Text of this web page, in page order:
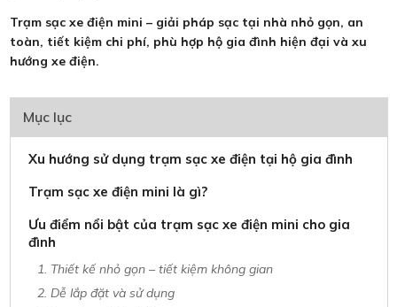
Trạm sạc xe điện mini – giải pháp sạc tại nhà nhỏ gọn, an
toàn, tiết kiệm chi phí, phù hợp hộ gia đình hiện đại và xu
hướng xe điện.
Mục lục
Xu hướng sử dụng trạm sạc xe điện tại hộ gia đình
Trạm sạc xe điện mini là gì?
Ưu điểm nổi bật của trạm sạc xe điện mini cho gia
đình
1. Thiết kế nhỏ gọn – tiết kiệm không gian
2. Dễ lắp đặt và sử dụng